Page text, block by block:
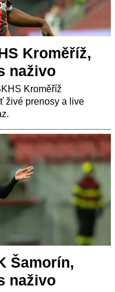
Kroměříž,
naživo
Kroměříž
živé prenosy a live
Šamorín,
naživo